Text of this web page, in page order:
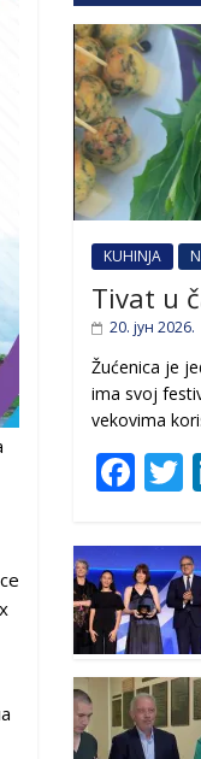
KUHINJA
Tivat u
20. јун 2026.
Žućenica je
ima svoj
vekovima
F
e
b
o
o
k